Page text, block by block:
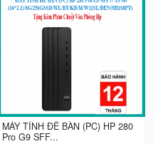
MÁY TÍNH ĐỂ BÀN (PC) HP 280
Pro G9 SFF...